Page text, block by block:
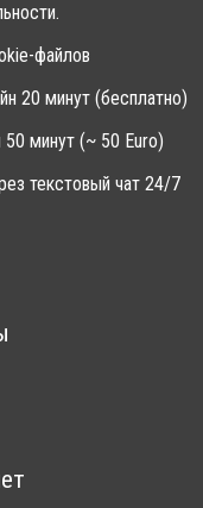
файлов
20 минут (бесплатно)
50 минут (~ 50 Euro)
текстовый чат 24/7